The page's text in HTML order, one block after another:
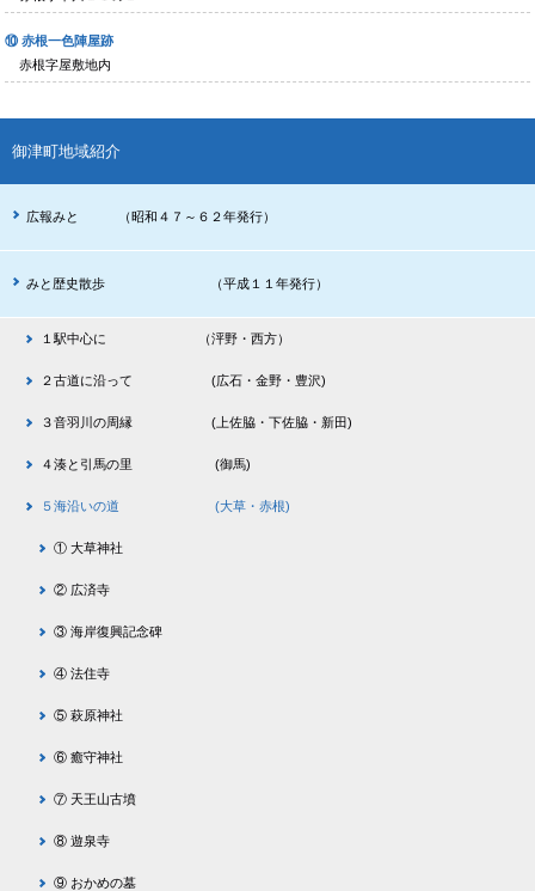
⑩ 赤根一色陣屋跡
赤根字屋敷地内
御津町地域紹介
広報みと （昭和４７～６２年発行）
みと歴史散歩 （平成１１年発行）
１駅中心に （泙野・西方）
２古道に沿って (広石・金野・豊沢)
３音羽川の周縁 (上佐脇・下佐脇・新田)
４湊と引馬の里 (御馬)
５海沿いの道 (大草・赤根)
① 大草神社
② 広済寺
③ 海岸復興記念碑
④ 法住寺
⑤ 萩原神社
⑥ 癒守神社
⑦ 天王山古墳
⑧ 遊泉寺
⑨ おかめの墓